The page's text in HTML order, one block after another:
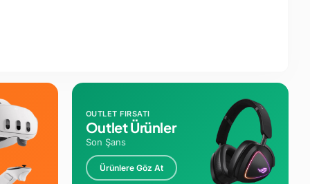
OUTLET FIRSATI
Outlet Ürünler
Son Şans
Ürünlere Göz At